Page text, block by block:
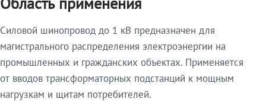
Силовой шинопровод до 1 кВ предназначен для
магистрального распределения электроэнергии на
промышленных и гражданских объектах. Применяется
от вводов трансформаторных подстанций к мощным
нагрузкам и щитам потребителей.